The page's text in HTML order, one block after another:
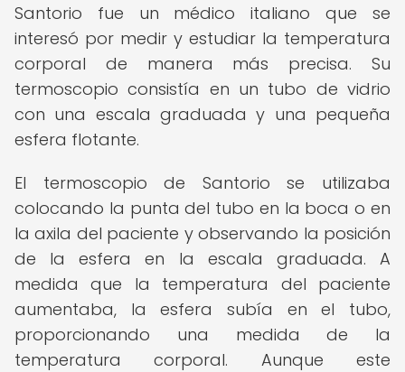
Santorio fue un médico italiano que se
interesó por medir y estudiar la temperatura
corporal de manera más precisa. Su
termoscopio consistía en un tubo de vidrio
con una escala graduada y una pequeña
esfera flotante.
El termoscopio de Santorio se utilizaba
colocando la punta del tubo en la boca o en
la axila del paciente y observando la posición
de la esfera en la escala graduada. A
medida que la temperatura del paciente
aumentaba, la esfera subía en el tubo,
proporcionando una medida de la
temperatura corporal. Aunque este